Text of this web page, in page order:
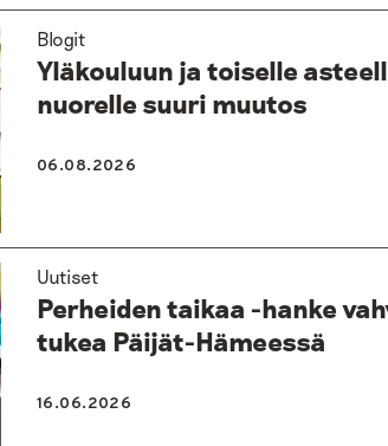
Blogit
Yläkouluun ja toiselle
nuorelle suuri muutos
06.08.2026
Uutiset
Perheiden taikaa -hanke
tukea Päijät-Hämeessä
16.06.2026